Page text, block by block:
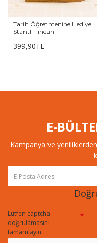
Tarih Öğretmenine Hediye
Stantlı Fincan
399,90TL
E-
Kampanya ve
Lütfen captcha
doğrulamasını
tamamlayın.